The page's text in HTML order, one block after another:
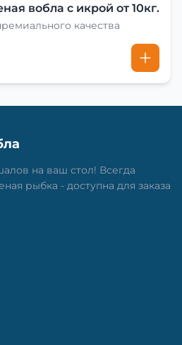
вобла с икрой от 10кг.
качества
на ваш стол! Всегда
рыбка - доступна для заказа